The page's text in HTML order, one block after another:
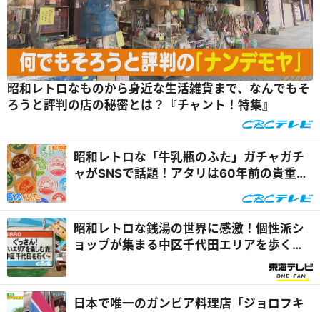
昭和レトロなものから身近な生活雑貨まで、なんでもそ
ろうと評判の店の秘密とは？『チャント！特集』
昭和レトロな「牛乳瓶のふた」ガチャガチ
ャがSNSで話題！アタリは60年前の貴重な
昭和レトロな銭湯の世界に感激！個性派シ
ョップが集まる中区千代田エリアを歩く旅
日本で唯一のガンビア料理店「ジョロフキ